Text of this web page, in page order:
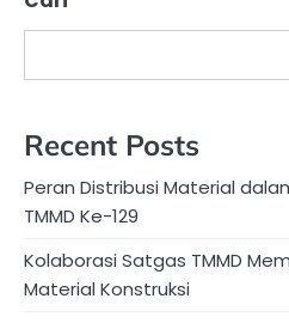
Recent Posts
Peran Distribusi Material
TMMD Ke-129
Kolaborasi Satgas TMMD
Material Konstruksi